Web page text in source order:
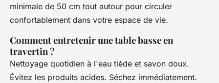
minimale de 50 cm tout autour pour circuler
confortablement dans votre espace de vie.
Comment entretenir une table basse en
travertin ?
Nettoyage quotidien à l'eau tiède et savon doux.
Évitez les produits acides. Séchez immédiatement.